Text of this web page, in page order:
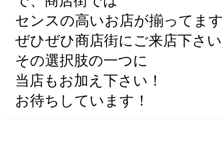
センスの高いお店が揃ってま
ぜひぜひ商店街にご来店下さ
その選択肢の一つに
当店もお加え下さい！
お待ちしています！